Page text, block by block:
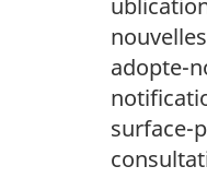
adopte-
surface-